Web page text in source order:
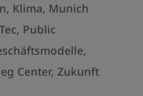
, Klima, Munich
, Public
,
Center, Zukunft